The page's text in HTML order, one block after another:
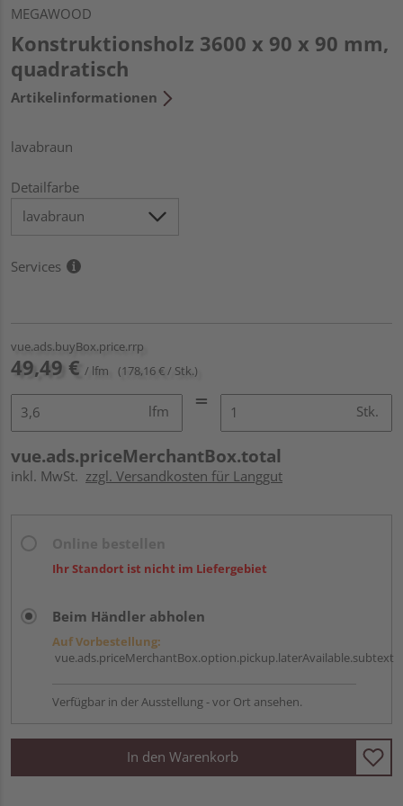
MEGAWOOD
Konstruktionsholz 3600 x 90 x 90 mm,
quadratisch
Artikelinformationen
lavabraun
Detailfarbe
Services
vue.ads.buyBox.price.rrp
49,49 € / lfm (178,16 € / Stk.)
lfm Stk.
vue.ads.priceMerchantBox.total
inkl. MwSt. zzgl. Versandkosten für Langgut
Ihr Standort ist nicht im Liefergebiet
Beim Händler abholen
Auf Vorbestellung:
vue.ads.priceMerchantBox.option.pickup.laterAvailable.subtext
Verfügbar in der Ausstellung - vor Ort ansehen.
In den Warenkorb